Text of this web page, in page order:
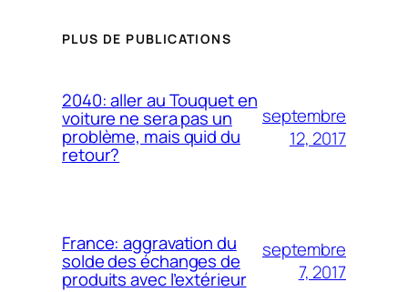
PLUS DE PUBLICATIONS
2040: aller au Touquet en
voiture ne sera pas un
problème, mais quid du
retour?
septembre
12, 2017
France: aggravation du
solde des échanges de
produits avec l’extérieur
septembre
7, 2017